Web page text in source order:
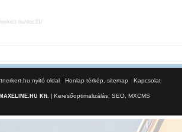
doc31/
nyitó oldal Honlap térkép, sitemap Kapcsolat
Kft. Keresőoptimalizálás, SEO, MXCMS